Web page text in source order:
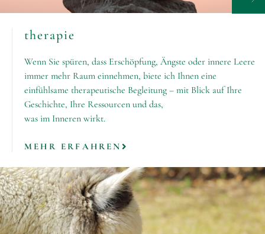
therapie
Wenn Sie spüren, dass Erschöpfung, Ängste oder innere Leere
immer mehr Raum einnehmen, biete ich Ihnen eine
einfühlsame therapeutische Begleitung – mit Blick auf Ihre
Geschichte, Ihre Ressourcen und das,
was im Inneren wirkt.
MEHR ERFAHREN